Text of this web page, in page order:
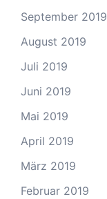
September 2019
August 2019
Juli 2019
Juni 2019
Mai 2019
April 2019
März 2019
Februar 2019